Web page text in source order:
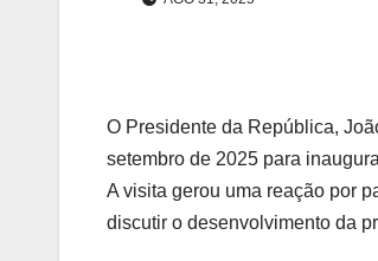
O Presidente da República,
setembro de 2025 para
A visita gerou uma reação por
discutir o desenvolvimento da